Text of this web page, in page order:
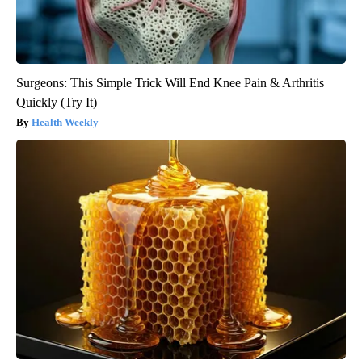
Surgeons: This Simple Trick Will End Knee Pain & Arthritis
Quickly (Try It)
Health Weekly